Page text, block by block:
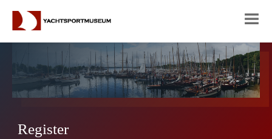
Register